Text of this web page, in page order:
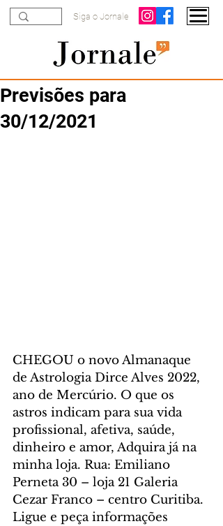
Siga o Jornale
Previsões para
30/12/2021
CHEGOU o novo Almanaque
de Astrologia Dirce Alves 2022,
ano de Mercúrio. O que os
astros indicam para sua vida
profissional, afetiva, saúde,
dinheiro e amor, Adquira já na
minha loja. Rua: Emiliano
Perneta 30 – loja 21 Galeria
Cezar Franco – centro Curitiba.
Ligue e peça informações